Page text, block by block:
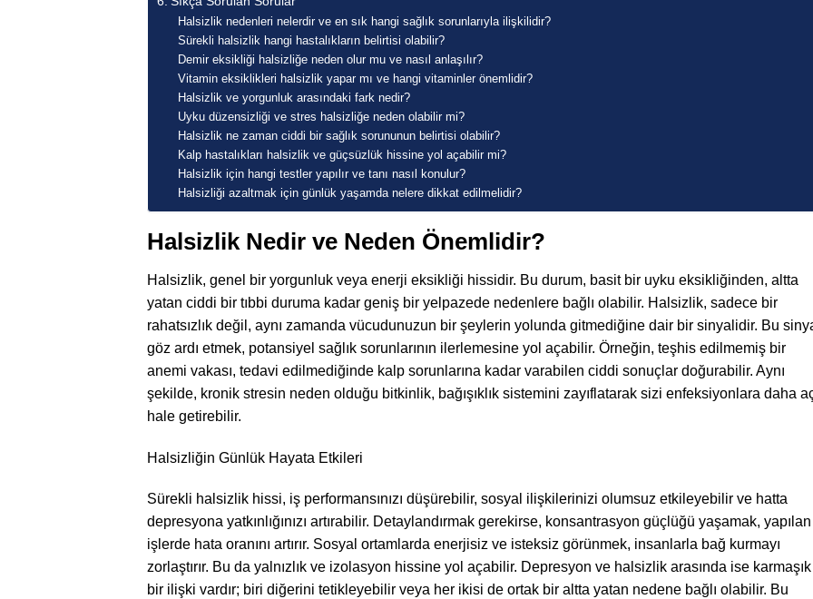
Halsizlik nedenleri nelerdir ve en sık hangi sağlık sorunlarıyla ilişkilidir?
Sürekli halsizlik hangi hastalıkların belirtisi olabilir?
Demir eksikliği halsizliğe neden olur mu ve nasıl anlaşılır?
Vitamin eksiklikleri halsizlik yapar mı ve hangi vitaminler önemlidir?
Halsizlik ve yorgunluk arasındaki fark nedir?
Uyku düzensizliği ve stres halsizliğe neden olabilir mi?
Halsizlik ne zaman ciddi bir sağlık sorununun belirtisi olabilir?
Kalp hastalıkları halsizlik ve güçsüzlük hissine yol açabilir mi?
Halsizlik için hangi testler yapılır ve tanı nasıl konulur?
Halsizliği azaltmak için günlük yaşamda nelere dikkat edilmelidir?
Halsizlik Nedir ve Neden Önemlidir?
Halsizlik, genel bir yorgunluk veya enerji eksikliği hissidir. Bu durum, basit bir uyku eksikliğinden, altta
yatan ciddi bir tıbbi duruma kadar geniş bir yelpazede nedenlere bağlı olabilir. Halsizlik, sadece bir
rahatsızlık değil, aynı zamanda vücudunuzun bir şeylerin yolunda gitmediğine dair bir sinyalidir. Bu
göz ardı etmek, potansiyel sağlık sorunlarının ilerlemesine yol açabilir. Örneğin, teşhis edilmemiş bir
anemi vakası, tedavi edilmediğinde kalp sorunlarına kadar varabilen ciddi sonuçlar doğurabilir. Aynı
şekilde, kronik stresin neden olduğu bitkinlik, bağışıklık sistemini zayıflatarak sizi enfeksiyonlara daha
hale getirebilir.
Halsizliğin Günlük Hayata Etkileri
Sürekli halsizlik hissi, iş performansınızı düşürebilir, sosyal ilişkilerinizi olumsuz etkileyebilir ve hatta
depresyona yatkınlığınızı artırabilir. Detaylandırmak gerekirse, konsantrasyon güçlüğü yaşamak, yapılan
işlerde hata oranını artırır. Sosyal ortamlarda enerjisiz ve isteksiz görünmek, insanlarla bağ kurmayı
zorlaştırır. Bu da yalnızlık ve izolasyon hissine yol açabilir. Depresyon ve halsizlik arasında ise karmaşık
bir ilişki vardır; biri diğerini tetikleyebilir veya her ikisi de ortak bir altta yatan nedene bağlı olabilir. Bu